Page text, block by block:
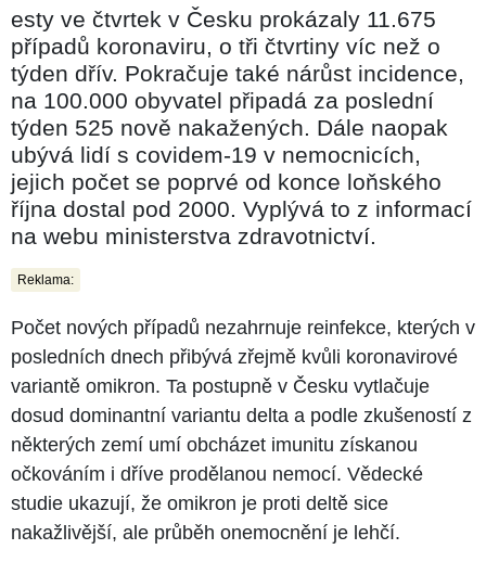
esty ve čtvrtek v Česku prokázaly 11.675
případů koronaviru, o tři čtvrtiny víc než o
týden dřív. Pokračuje také nárůst incidence,
na 100.000 obyvatel připadá za poslední
týden 525 nově nakažených. Dále naopak
ubývá lidí s covidem-19 v nemocnicích,
jejich počet se poprvé od konce loňského
října dostal pod 2000. Vyplývá to z informací
na webu ministerstva zdravotnictví.
Reklama:
Počet nových případů nezahrnuje reinfekce, kterých v
posledních dnech přibývá zřejmě kvůli koronavirové
variantě omikron. Ta postupně v Česku vytlačuje
dosud dominantní variantu delta a podle zkušeností z
některých zemí umí obcházet imunitu získanou
očkováním i dříve prodělanou nemocí. Vědecké
studie ukazují, že omikron je proti deltě sice
nakažlivější, ale průběh onemocnění je lehčí.